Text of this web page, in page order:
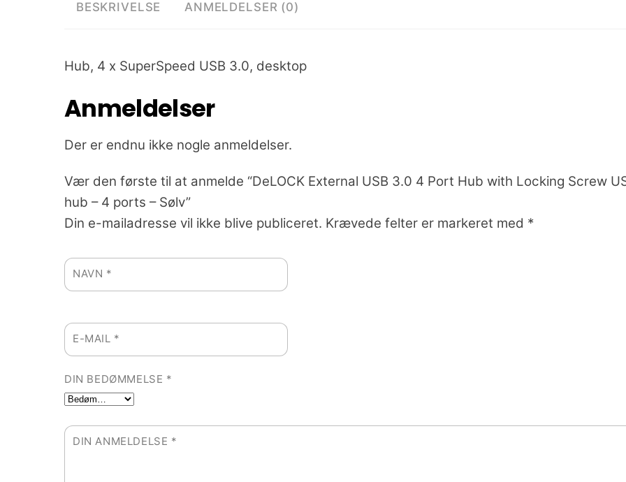
BESKRIVELSE ANMELDELSER (0)
Hub, 4 x SuperSpeed USB 3.0, desktop
Anmeldelser
Der er endnu ikke nogle anmeldelser.
Vær den første til at anmelde “DeLOCK External USB 3.0 4 Port Hub with Locking Screw
hub – 4 ports – Sølv”
Din e-mailadresse vil ikke blive publiceret. Krævede felter er markeret med *
NAVN *
E-MAIL *
DIN BEDØMMELSE *
DIN ANMELDELSE *